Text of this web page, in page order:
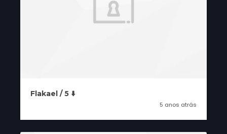
Flakael / 5 ⬇️
5 anos atrás